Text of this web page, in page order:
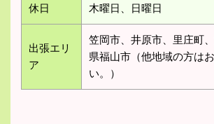
休日 木曜日、日曜日
出張エリ
ア
笠岡市、井原市、里庄町
県福山市（他地域の方は
い。）